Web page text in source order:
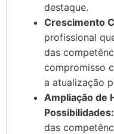
destaque.
Crescimento
profissional
das
compromisso
a atualização
Ampliação de
Possibilidades:
das